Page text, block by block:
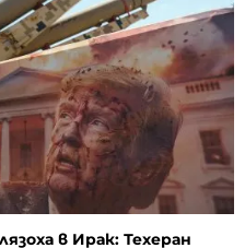
в Ирак: Техеран